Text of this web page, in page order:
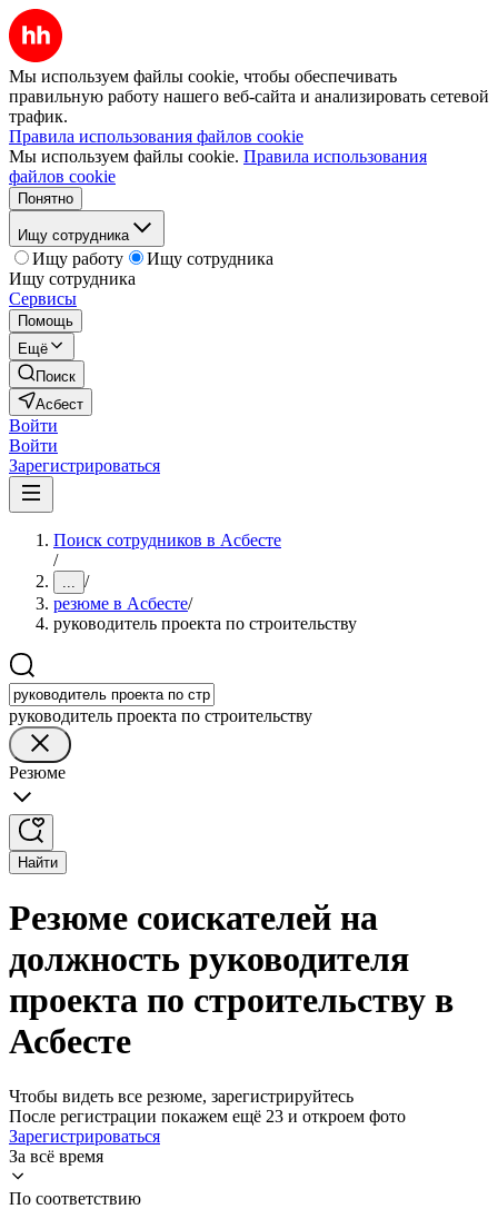
Мы используем файлы cookie, чтобы обеспечивать
правильную работу нашего веб-сайта и анализировать сетевой
трафик.
Правила использования файлов cookie
Мы используем файлы cookie. Правила использования
файлов cookie
Понятно
Ищу сотрудника
Ищу работу
Ищу сотрудника
Ищу сотрудника
Сервисы
Помощь
Ещё
Поиск
Асбест
Войти
Войти
Зарегистрироваться
Поиск сотрудников в Асбесте
/
... /
резюме в Асбесте/
руководитель проекта по строительству
руководитель проекта по строительству
Резюме
Найти
Резюме соискателей на
должность руководителя
проекта по строительству в
Асбесте
Чтобы видеть все резюме, зарегистрируйтесь
После регистрации покажем ещё 23 и откроем фото
Зарегистрироваться
За всё время
По соответствию